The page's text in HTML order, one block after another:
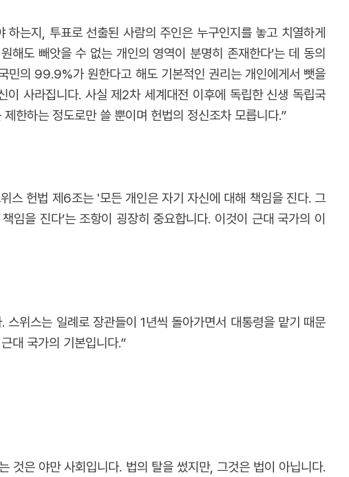
는지, 투표로 선출된 사람의 주인은 누구인지를 놓고 치열하게
해도 빼앗을 수 없는 개인의 영역이 분명히 존재한다’는 데 동의
민의 99.9%가 원한다고 해도 기본적인 권리는 개인에게서 뺏을
사라집니다. 사실 제2차 세계대전 이후에 독립한 신생 독립국
한하는 정도로만 쓸 뿐이며 헌법의 정신조차 모릅니다.”
스 헌법 제6조는 '모든 개인은 자기 자신에 대해 책임을 진다. 그
을 진다’는 조항이 굉장히 중요합니다. 이것이 근대 국가의 이
위스는 일례로 장관들이 1년씩 돌아가면서 대통령을 맡기 때문
대 국가의 기본입니다.”
것은 야만 사회입니다. 법의 탈을 썼지만, 그것은 법이 아닙니다.